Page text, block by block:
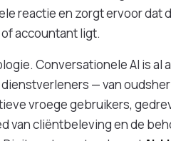
reactie en zorgt ervoor dat
accountant ligt.
Conversationele AI is al
— van
vroege gebruikers,
van cliëntbeleving en de